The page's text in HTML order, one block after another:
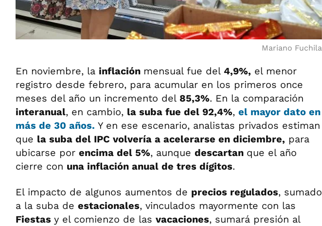
Mariano Fuchila
En noviembre, la inflación mensual fue del 4,9%, el menor
registro desde febrero, para acumular en los primeros once
meses del año un incremento del 85,3%. En la comparación
interanual, en cambio, la suba fue del 92,4%, el mayor dato en
más de 30 años. Y en ese escenario, analistas privados estiman
que la suba del IPC volvería a acelerarse en diciembre, para
ubicarse por encima del 5%, aunque descartan que el año
cierre con una inflación anual de tres dígitos.
El impacto de algunos aumentos de precios regulados, sumado
a la suba de estacionales, vinculados mayormente con las
Fiestas y el comienzo de las vacaciones, sumará presión al